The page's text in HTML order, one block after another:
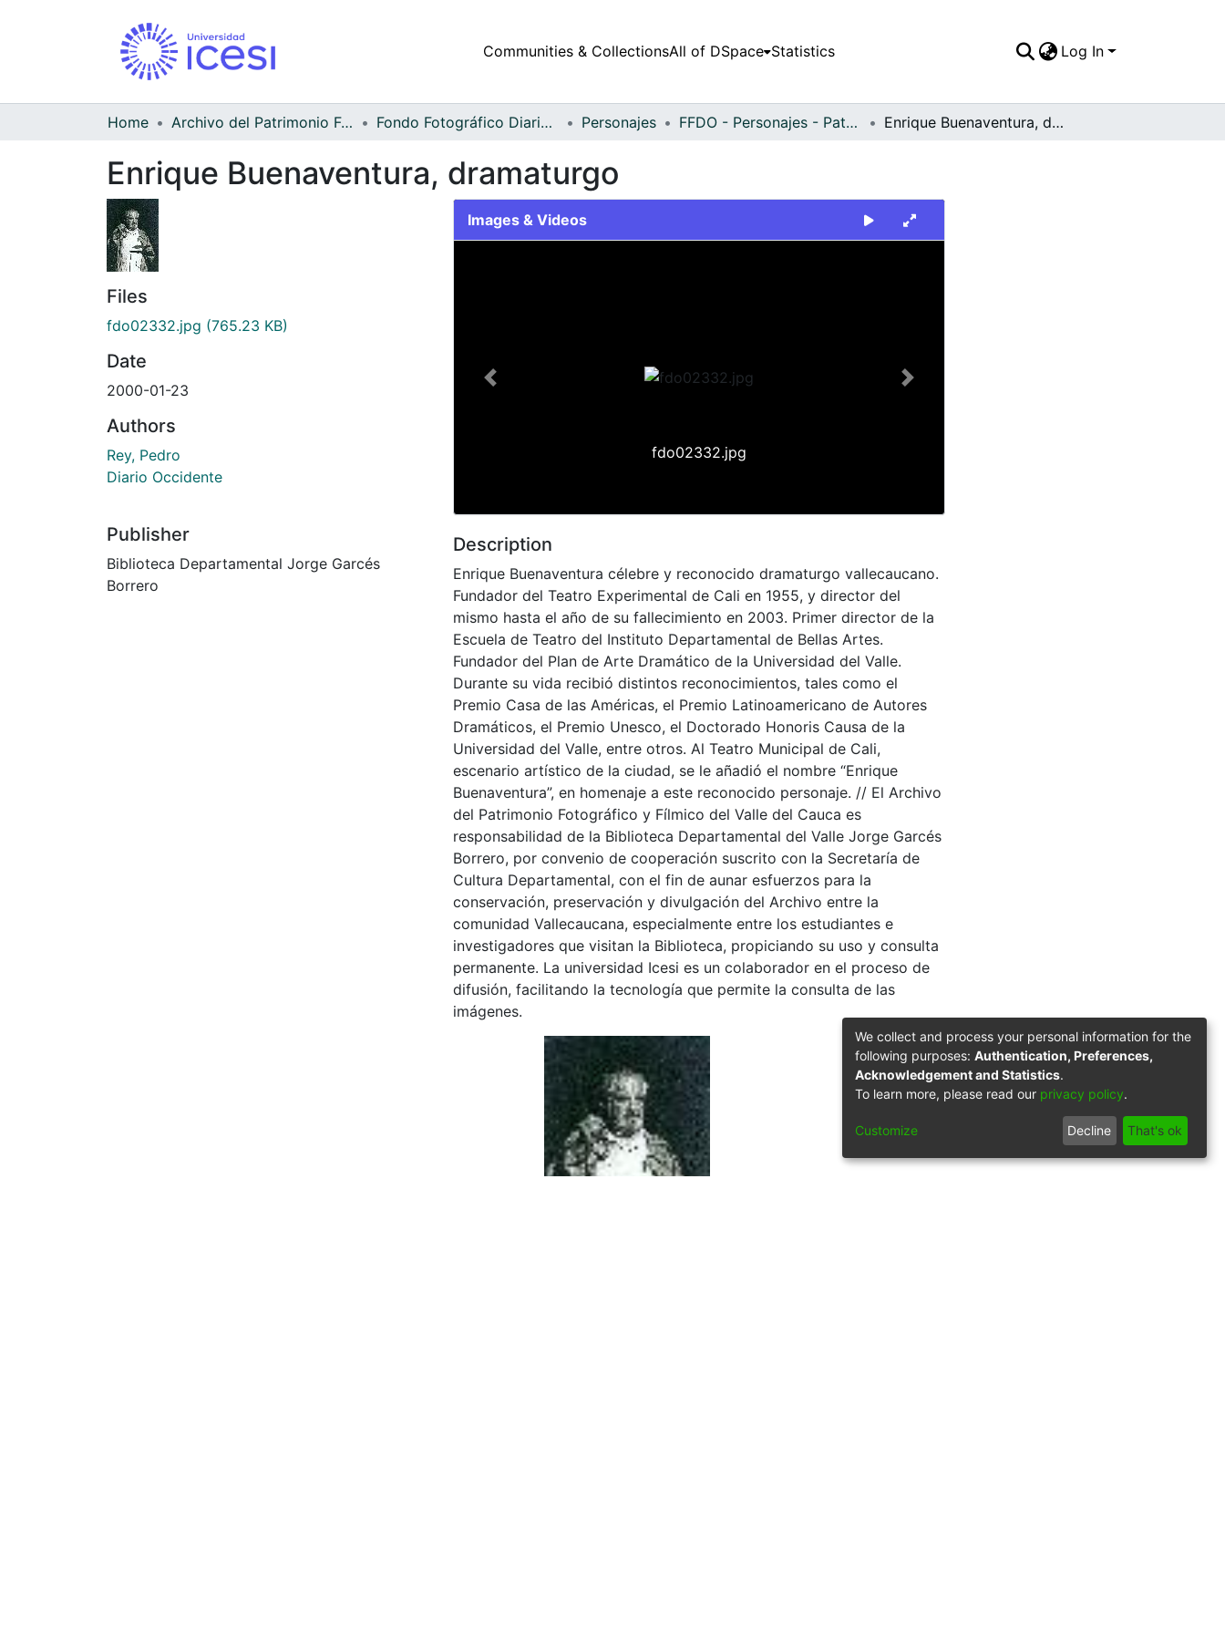
Communities & CollectionsAll of DSpace Statistics Log In
Home Archivo del Patrimonio Fotográfico y Fílmico del Valle del Cauca Fondo Fotográfico Diario Occidente Personajes FFDO - Personajes - Patrimonial Enrique Buenaventura, dramaturgo
Enrique Buenaventura, dramaturgo
Files
fdo02332.jpg (765.23 KB)
Date
2000-01-23
Authors
Rey, Pedro
Diario Occidente
Publisher
Biblioteca Departamental Jorge Garcés
Borrero
Images & Videos
fdo02332.jpg
Previous Next
Description
Enrique Buenaventura célebre y reconocido dramaturgo vallecaucano.
Fundador del Teatro Experimental de Cali en 1955, y director del
mismo hasta el año de su fallecimiento en 2003. Primer director de la
Escuela de Teatro del Instituto Departamental de Bellas Artes.
Fundador del Plan de Arte Dramático de la Universidad del Valle.
Durante su vida recibió distintos reconocimientos, tales como el
Premio Casa de las Américas, el Premio Latinoamericano de Autores
Dramáticos, el Premio Unesco, el Doctorado Honoris Causa de la
Universidad del Valle, entre otros. Al Teatro Municipal de Cali,
escenario artístico de la ciudad, se le añadió el nombre “Enrique
Buenaventura”, en homenaje a este reconocido personaje. // El Archivo
del Patrimonio Fotográfico y Fílmico del Valle del Cauca es
responsabilidad de la Biblioteca Departamental del Valle Jorge Garcés
Borrero, por convenio de cooperación suscrito con la Secretaría de
Cultura Departamental, con el fin de aunar esfuerzos para la
conservación, preservación y divulgación del Archivo entre la
comunidad Vallecaucana, especialmente entre los estudiantes e
investigadores que visitan la Biblioteca, propiciando su uso y consulta
permanente. La universidad Icesi es un colaborador en el proceso de
difusión, facilitando la tecnología que permite la consulta de las
imágenes.
We collect and process your personal information for the
following purposes: Authentication, Preferences,
Acknowledgement and Statistics.
To learn more, please read our privacy policy.
Customize Decline That's ok